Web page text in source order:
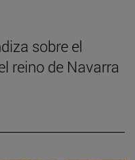
sobre el
reino de Navarra